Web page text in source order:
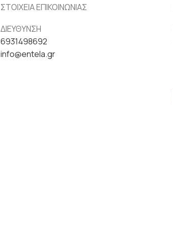
ΣΤΟΙΧΕΙΑ ΕΠΙΚΟΙΝΩΝΙΑΣ
ΔΙΕΥΘΥΝΣΗ
6931498692
info@entela.gr